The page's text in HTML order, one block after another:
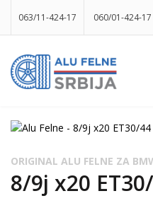
063/11-424-17 060/01-424-17
info@gumesrbija.rs
ORIGINAL ALU FELNE ZA
8/9j x20